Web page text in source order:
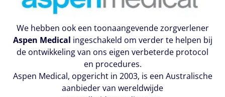
We hebben ook een toonaangevende zorgverlener
Aspen Medical ingeschakeld om verder te helpen bij
de ontwikkeling van ons eigen verbeterde protocol
en procedures.
Aspen Medical, opgericht in 2003, is een Australische
aanbieder van wereldwijde